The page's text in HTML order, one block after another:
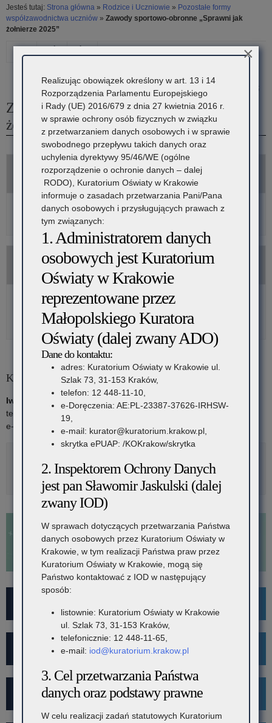
Jesteś tutaj: Strona główna » Rodzice i Uczniowie » Pozostałe formy
współzawodnictwa uczniów » Zawody sportowo-obronne „Sprawni jak
żołnierze 2025”
31 marca 2025
Zawody sportowo-obronne „Sprawni jak
żołnierze 2025”
Komunikaty
Zaproszenie do udziału w zawodach wojewódzkich
Wyniki zawodów wojewódzkich
Materiały
Regulamin zawodów (pdf)
Regulamin zawodów (wersja do pobrania załączników do
wypełnienia)
Koordynator:
Iwona Florczyk-Szwak
tel: 12 448-11-25
e-mail:
iwona.florczyk-szwak@kuratorium.krakow.pl
Konkurs
Plastyczny
„Odpoczywaj
na
wsi”
Zawody
strzeleckie
„O
Srebrne
Muszkiety
2025”
Rozwiń
Metryka
Wykaz szkół i placówek
Rekrutacja
Realizując obowiązek określony w art. 13 i 14
Rozporządzenia Parlamentu Europejskiego
i Rady (UE) 2016/679 z dnia 27 kwietnia 2016 r.
w sprawie ochrony osób fizycznych w związku
z przetwarzaniem danych osobowych i w sprawie
swobodnego przepływu takich danych oraz
uchylenia dyrektywy 95/46/WE (ogólne
rozporządzenie o ochronie danych – dalej
RODO), Kuratorium Oświaty w Krakowie
informuje o zasadach przetwarzania Pani/Pana
danych osobowych i przysługujących prawach z
tym związanych:
1. Administratorem danych
osobowych jest Kuratorium
Oświaty w Krakowie
reprezentowane przez
Małopolskiego Kuratora
Oświaty (dalej zwany ADO)
Dane do kontaktu:
adres: Kuratorium Oświaty w Krakowie ul.
Szlak 73, 31-153 Kraków,
telefon: 12 448-11-10,
e-Doręczenia: AE:PL-23387-37626-IRHSW-
19,
e-mail: kurator@kuratorium.krakow.pl,
skrytka ePUAP: /KOKrakow/skrytka
2. Inspektorem Ochrony Danych
jest pan Sławomir Jaskulski (dalej
zwany IOD)
W sprawach dotyczących przetwarzania Państwa
danych osobowych przez Kuratorium Oświaty w
Krakowie, w tym realizacji Państwa praw przez
Kuratorium Oświaty w Krakowie, mogą się
Państwo kontaktować z IOD w następujący
sposób:
listownie: Kuratorium Oświaty w Krakowie
ul. Szlak 73, 31-153 Kraków,
telefonicznie: 12 448-11-65,
e-mail: iod@kuratorium.krakow.pl
3. Cel przetwarzania Państwa
danych oraz podstawy prawne
W celu realizacji zadań statutowych Kuratorium
×